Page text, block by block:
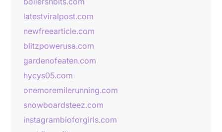
latestviralpost.com
newfreearticle.com
blitzpowerusa.com
gardenofeaten.com
hycys05.com
onemoremilerunning.com
snowboardsteez.com
instagrambioforgirls.com